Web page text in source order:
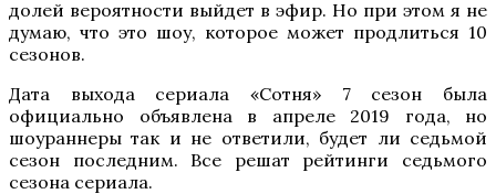
долей вероятности выйдет в эфир. Но при этом я не
думаю, что это шоу, которое может продлиться 10
сезонов.
Дата выхода сериала «Сотня» 7 сезон была
официально объявлена в апреле 2019 года, но
шоураннеры так и не ответили, будет ли седьмой
сезон последним. Все решат рейтинги седьмого
сезона сериала.